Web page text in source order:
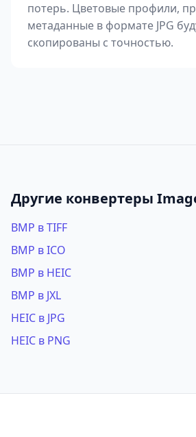
потерь. Цветовые профили,
метаданные в формате JPG
скопированы с точностью.
Другие конвертеры
BMP в TIFF
BMP в ICO
BMP в HEIC
BMP в JXL
HEIC в JPG
HEIC в PNG